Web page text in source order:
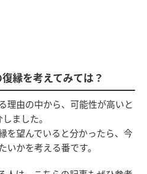
縁を考えてみては？
理由の中から、可能性が高いと
ました。
を望んでいると分かったら、今
かを考える番です。